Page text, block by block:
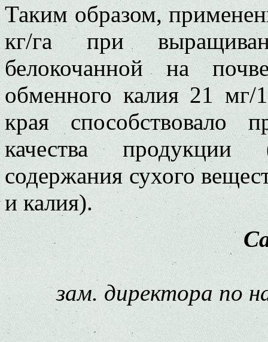
Таким образом,
кг/га при
белокочанной на
обменного калия 21 мг/
края способствовало
качества продукции
содержания сухого
и калия).
зам. директора по